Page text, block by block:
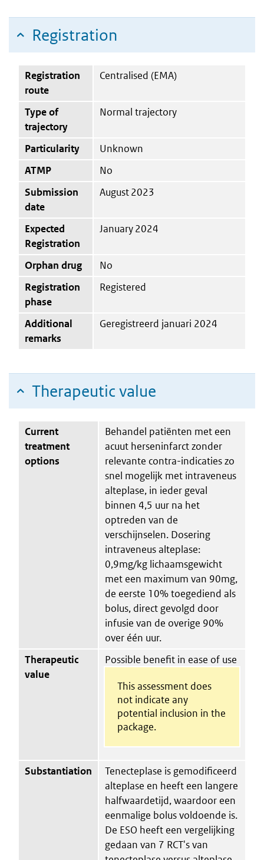
Registration
Registration
route
Centralised (EMA)
Type of
trajectory
Normal trajectory
Particularity
Unknown
ATMP
No
Submission
date
August 2023
Expected
Registration
January 2024
Orphan drug
No
Registration
phase
Registered
Additional
remarks
Geregistreerd januari 2024
Therapeutic value
Current
treatment
options
Behandel patiënten met een
acuut herseninfarct zonder
relevante contra-indicaties zo
snel mogelijk met intraveneus
alteplase, in ieder geval
binnen 4,5 uur na het
optreden van de
verschijnselen. Dosering
intraveneus alteplase:
0,9mg/kg lichaamsgewicht
met een maximum van 90mg,
de eerste 10% toegediend als
bolus, direct gevolgd door
infusie van de overige 90%
over één uur.
Therapeutic
value
Possible benefit in ease of use
This assessment does
not indicate any
potential inclusion in the
package.
Substantiation
Tenecteplase is gemodificeerd
alteplase en heeft een langere
halfwaardetijd, waardoor een
eenmalige bolus voldoende is.
De ESO heeft een vergelijking
gedaan van 7 RCT's van